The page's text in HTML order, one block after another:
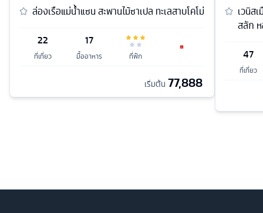
ล่องเรือแม่น้ำแซน สะพานไม้ซาเปล ทะเลสาบโคโม่
22
ที่เที่ยว
17
มื้ออาหาร ที่พัก
เริ่มต้น 77,888
เวนิส
สลัก
47
ที่เที่ยว